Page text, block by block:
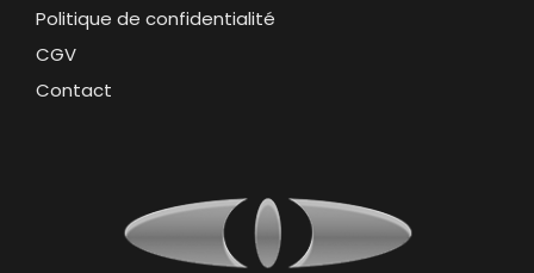
Politique de confidentialité
CGV
Contact